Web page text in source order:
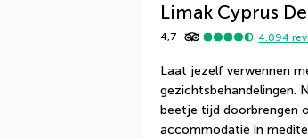
Limak Cyprus
4,7 4.094
Laat jezelf verwennen
gezichtsbehandelingen.
beetje tijd doorbrengen
accommodatie in